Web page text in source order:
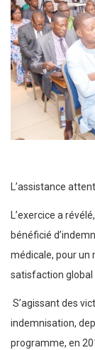
L’assistance
L’exercice a
bénéficié
médicale, pour un
satisfaction global
S’agissant des
indemnisation,
programme, en